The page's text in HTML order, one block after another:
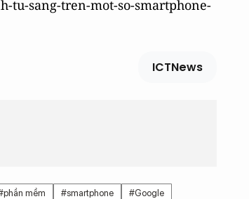
tu-sang-tren-mot-so-smartphone-
ICTNews
mềm #smartphone
#Google